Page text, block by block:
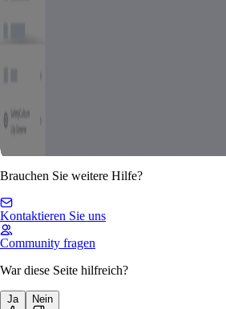
Brauchen Sie weitere Hilfe?
Kontaktieren Sie uns
Community fragen
War diese Seite hilfreich?
Ja Nein